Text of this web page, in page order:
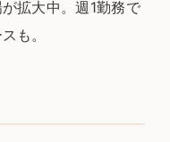
拡大中。週1勤務で
も。